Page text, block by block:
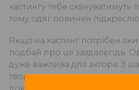
кастингу тебе скануватимуть
тому одяг повинен
Якщо на кастинг потрібен
подбай про це заздалегідь.
дуже важлива для актора. З
творцями працювати складно